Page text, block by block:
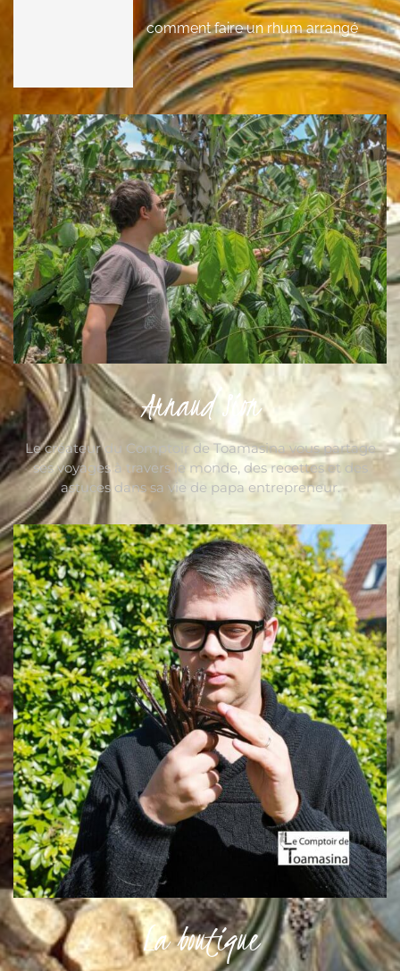
comment faire un rhum arrangé
Arnaud Sion
Le créateur du Comptoir de Toamasina vous partage
ses voyages à travers le monde, des recettes et des
astuces dans sa vie de papa entrepreneur.
La boutique